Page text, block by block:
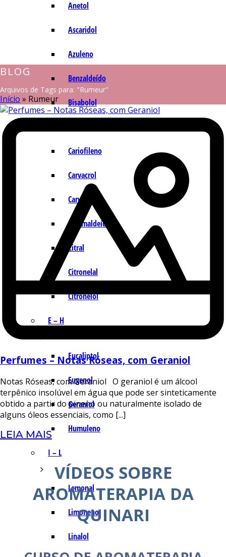
Anetol
Ascaridol
Azuleno
Benzaldeído
Bisabolol
Cariofileno
Carvacrol
Carvona
Cinamaldeído
Citral
Citronelal
Citronelol
E – H
Eucaliptol
Eugenol
Geraniol
Humuleno
I – L
Lemonal
Limoneno
Linalol
BLOG
Arquivos de Tags para: "Rumeur"
Início » Rumeur
Perfumes – Notas Róseas, com Geraniol
Notas Róseas, com Geraniol O geraniol é um álcool
terpênico insolúvel em água que pode ser sinteticamente
obtido a partir do pineno ou naturalmente isolado de
alguns óleos essenciais, como [...]
LEIA MAIS
VÍDEOS SOBRE
AROMATERAPIA DA
QUINARI